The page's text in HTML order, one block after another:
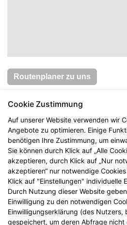
Routenplaner zu uns
Inhaber:
Ingo Loitz e.K
Straße: Markt 7
PLZ/Ort: 51766 Engelskirchen
Telefon: +49 (0) 22 63 / 96 18 0
Fax:
+49 (0) 22 63 / 96 18 20
E-Mail:
info@apotheke-am-
Web:
http://www.klahn-apo-
Öffnungszeiten
Montag, Dienstag, Donnerstag,
Cookie Zustimmung
Auf unserer Website verwenden wir
Angebote zu optimieren. Einige
benötigen Ihre Zustimmung, um
Sie können durch Klick auf „Alle
akzeptieren, durch Klick auf „Nur
akzeptieren“ nur notwendige
Klick auf "Einstellungen" individuelle
Durch Nutzung dieser Website
Einwilligung zu den notwendigen
Einwilligungserklärung (des Nutzers,
gespeichert, um deren Abfrage nicht